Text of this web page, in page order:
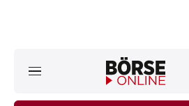
ktuelle Ausgabe BÖRSE